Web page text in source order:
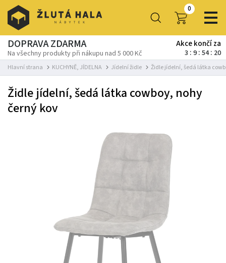
0
DOPRAVA ZDARMA
Na všechny produkty při nákupu nad 5 000 Kč
Akce končí za
3 9 54 19
Hlavní strana KUCHYNĚ, JÍDELNA Jídelní židle Židle jídelní, šedá látka
Židle jídelní, šedá látka cowboy, nohy
černý kov